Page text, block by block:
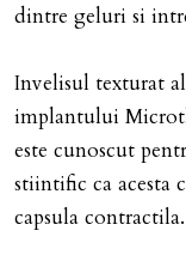
dintre geluri si
Invelisul texturat
implantului
este cunoscut
stiintific ca acesta
capsula contractila.